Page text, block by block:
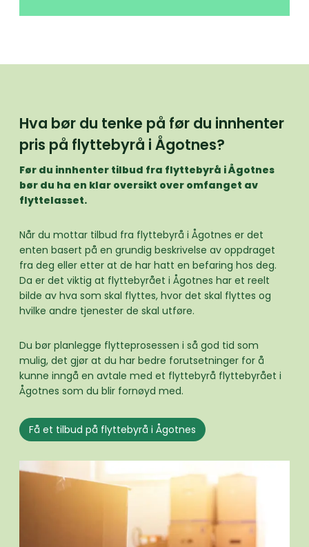
Hva bør du tenke på før du innhenter
pris på flyttebyrå i Ågotnes?
Før du innhenter tilbud fra flyttebyrå i Ågotnes
bør du ha en klar oversikt over omfanget av
flyttelasset.
Når du mottar tilbud fra flyttebyrå i Ågotnes er det
enten basert på en grundig beskrivelse av oppdraget
fra deg eller etter at de har hatt en befaring hos deg.
Da er det viktig at flyttebyrået i Ågotnes har et reelt
bilde av hva som skal flyttes, hvor det skal flyttes og
hvilke andre tjenester de skal utføre.
Du bør planlegge flytteprosessen i så god tid som
mulig, det gjør at du har bedre forutsetninger for å
kunne inngå en avtale med et flyttebyrå flyttebyrået i
Ågotnes som du blir fornøyd med.
Få et tilbud på flyttebyrå i Ågotnes